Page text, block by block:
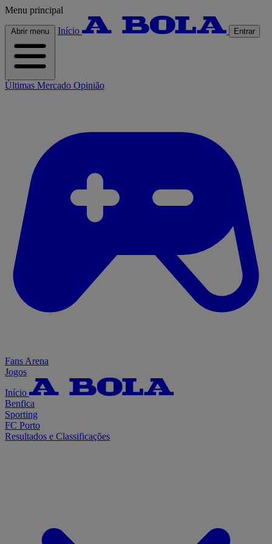
Menu principal
Abrir menu Início Entrar
Últimas Mercado Opinião
Fans Arena
Jogos
Início
Benfica
Sporting
FC Porto
Resultados e Classificações